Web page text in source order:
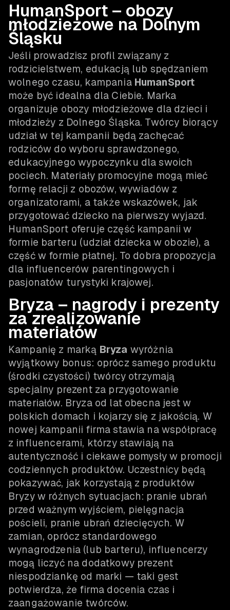
HumanSport – obozy
młodzieżowe na Dolnym
Śląsku
Jeśli prowadzisz profil związany z
rodzicielstwem, edukacją lub spędzaniem
wolnego czasu, kampania HumanSport
może być idealna dla Ciebie. Marka
organizuje obozy młodzieżowe dla dzieci i
młodzieży z Dolnego Śląska. Twórcy biorący
udział w tej kampanii będą zachęcać
rodziców do wyboru sprawdzonego,
edukacyjnego wypoczynku dla swoich
pociech. Materiały promocyjne mogą mieć
formę relacji z obozów, wywiadów z
organizatorami, a także wskazówek, jak
przygotować dziecko na pierwszy wyjazd.
HumanSport oferuje część kampanii w
formie barteru (udział dziecka w obozie), a
część w formie płatnej. To dobra propozycja
dla influencerów parentingowych i
pasjonatów turystyki krajowej.
Bryza – nagrody i prezenty
za zrealizowanie
materiałów
Kampanię z marką Bryza wyróżnia
wyjątkowy bonus: oprócz samego produktu
(środki czystości) twórcy otrzymają
specjalny prezent za przygotowanie
materiałów. Bryza od lat obecna jest w
polskich domach i kojarzy się z jakością. W
nowej kampanii firma stawia na współpracę
z influencerami, którzy stawiają na
autentyczność i ciekawe pomysły w promocji
codziennych produktów. Uczestnicy będą
pokazywać, jak korzystają z produktów
Bryzy w różnych sytuacjach: pranie ubrań
przed ważnym wyjściem, pielęgnacja
pościeli, pranie ubrań dziecięcych. W
zamian, oprócz standardowego
wynagrodzenia (lub barteru), influencerzy
mogą liczyć na dodatkowy prezent
niespodziankę od marki — taki gest
potwierdza, że firma docenia czas i
zaangażowanie twórców.